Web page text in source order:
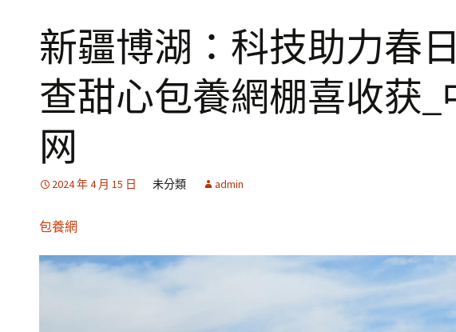
新疆博湖：科技助力春
查甜心包養網棚喜收获_
网
2024 年 4 月 15 日 未分類 admin
包養網